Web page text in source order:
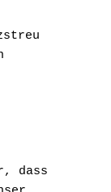
dass